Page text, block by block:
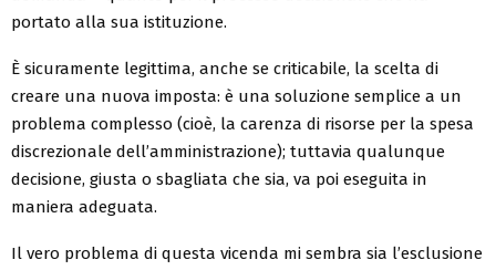
portato alla sua istituzione.
È sicuramente legittima, anche se criticabile, la scelta di
creare una nuova imposta: è una soluzione semplice a un
problema complesso (cioè, la carenza di risorse per la spesa
discrezionale dell’amministrazione); tuttavia qualunque
decisione, giusta o sbagliata che sia, va poi eseguita in
maniera adeguata.
Il vero problema di questa vicenda mi sembra sia l’esclusione